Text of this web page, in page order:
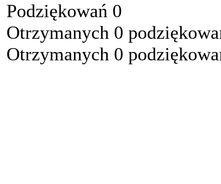
Podziękowań 0
Otrzymanych 0
Otrzymanych 0